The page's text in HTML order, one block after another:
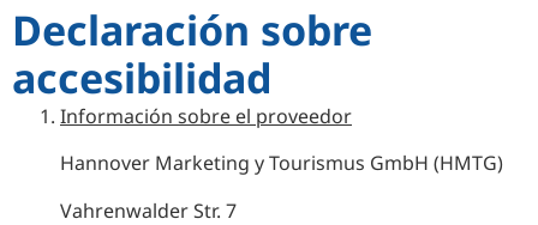
Declaración sobre
accesibilidad
Información sobre el proveedor
Hannover Marketing y Tourismus GmbH (HMTG)
Vahrenwalder Str. 7